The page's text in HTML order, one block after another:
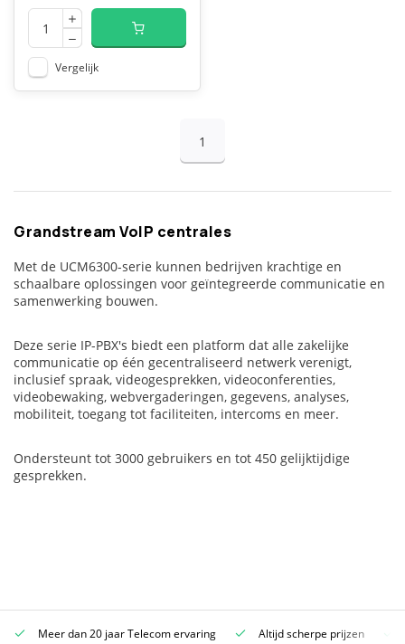
Vergelijk
1
Grandstream VoIP centrales
Met de UCM6300-serie kunnen bedrijven krachtige en
schaalbare oplossingen voor geïntegreerde communicatie en
samenwerking bouwen.
Deze serie IP-PBX's biedt een platform dat alle zakelijke
communicatie op één gecentraliseerd netwerk verenigt,
inclusief spraak, videogesprekken, videoconferenties,
videobewaking, webvergaderingen, gegevens, analyses,
mobiliteit, toegang tot faciliteiten, intercoms en meer.
Ondersteunt tot 3000 gebruikers en tot 450 gelijktijdige
gesprekken.
Meer dan 20 jaar Telecom ervaring Altijd scherpe prijzen